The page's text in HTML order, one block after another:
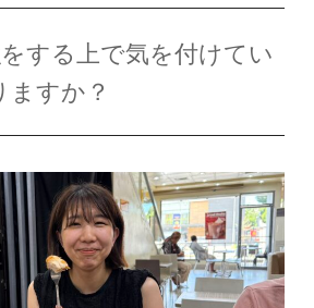
する上で気を付けてい
すか？